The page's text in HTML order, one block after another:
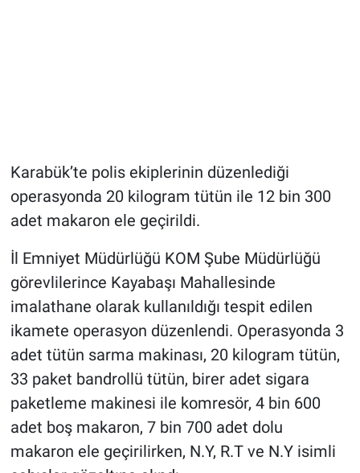
Karabük’te polis ekiplerinin düzenlediği
operasyonda 20 kilogram tütün ile 12 bin 300
adet makaron ele geçirildi.
İl Emniyet Müdürlüğü KOM Şube Müdürlüğü
görevlilerince Kayabaşı Mahallesinde
imalathane olarak kullanıldığı tespit edilen
ikamete operasyon düzenlendi. Operasyonda 3
adet tütün sarma makinası, 20 kilogram tütün,
33 paket bandrollü tütün, birer adet sigara
paketleme makinesi ile komresör, 4 bin 600
adet boş makaron, 7 bin 700 adet dolu
makaron ele geçirilirken, N.Y, R.T ve N.Y isimli